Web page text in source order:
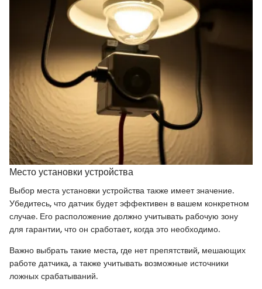
Место установки устройства
Выбор места установки устройства также имеет значение.
Убедитесь, что датчик будет эффективен в вашем конкретном
случае. Его расположение должно учитывать рабочую зону
для гарантии, что он сработает, когда это необходимо.
Важно выбрать такие места, где нет препятствий, мешающих
работе датчика, а также учитывать возможные источники
ложных срабатываний.